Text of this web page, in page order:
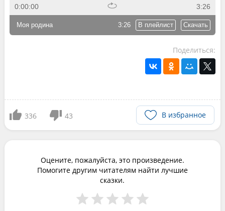
0:00:00 3:26
3:26 В плейлист Скачать
Моя родина
Поделиться:
336 43 В избранное
Оцените, пожалуйста, это произведение.
Помогите другим читателям найти лучшие
сказки.